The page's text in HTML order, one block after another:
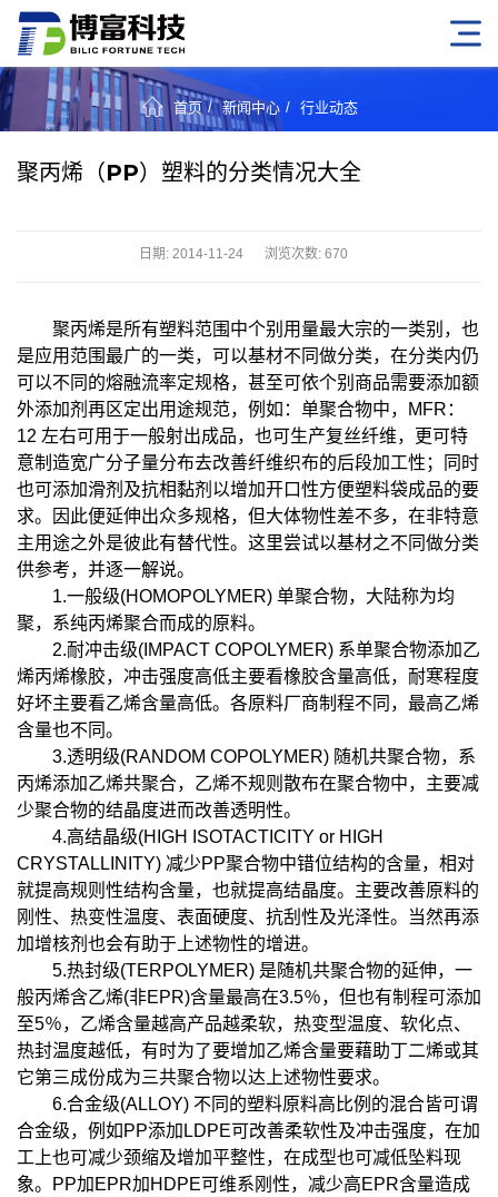
首页 新闻中心 行业动态
聚丙烯（PP）塑料的分类情况大全
日期: 2014-11-24 浏览次数: 670
聚丙烯是所有塑料范围中个别用量最大宗的一类别，也
是应用范围最广的一类，可以基材不同做分类，在分类内仍
可以不同的熔融流率定规格，甚至可依个别商品需要添加额
外添加剂再区定出用途规范，例如：单聚合物中，MFR：
12 左右可用于一般射出成品，也可生产复丝纤维，更可特
意制造宽广分子量分布去改善纤维织布的后段加工性；同时
也可添加滑剂及抗相黏剂以增加开口性方便塑料袋成品的要
求。因此便延伸出众多规格，但大体物性差不多，在非特意
主用途之外是彼此有替代性。这里尝试以基材之不同做分类
供参考，并逐一解说。
1.一般级(HOMOPOLYMER) 单聚合物，大陆称为均
聚，系纯丙烯聚合而成的原料。
2.耐冲击级(IMPACT COPOLYMER) 系单聚合物添加乙
烯丙烯橡胶，冲击强度高低主要看橡胶含量高低，耐寒程度
好坏主要看乙烯含量高低。各原料厂商制程不同，最高乙烯
含量也不同。
3.透明级(RANDOM COPOLYMER) 随机共聚合物，系
丙烯添加乙烯共聚合，乙烯不规则散布在聚合物中，主要减
少聚合物的结晶度进而改善透明性。
4.高结晶级(HIGH ISOTACTICITY or HIGH
CRYSTALLINITY) 减少PP聚合物中错位结构的含量，相对
就提高规则性结构含量，也就提高结晶度。主要改善原料的
刚性、热变性温度、表面硬度、抗刮性及光泽性。当然再添
加增核剂也会有助于上述物性的增进。
5.热封级(TERPOLYMER) 是随机共聚合物的延伸，一
般丙烯含乙烯(非EPR)含量最高在3.5％，但也有制程可添加
至5％，乙烯含量越高产品越柔软，热变型温度、软化点、
热封温度越低，有时为了要增加乙烯含量要藉助丁二烯或其
它第三成份成为三共聚合物以达上述物性要求。
6.合金级(ALLOY) 不同的塑料原料高比例的混合皆可谓
合金级，例如PP添加LDPE可改善柔软性及冲击强度，在加
工上也可减少颈缩及增加平整性，在成型也可减低坠料现
象。PP加EPR加HDPE可维系刚性，减少高EPR含量造成